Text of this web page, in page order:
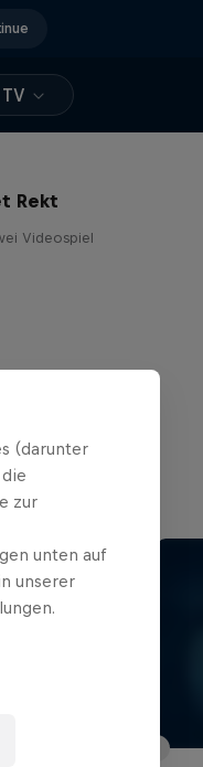
Rekt
Videospiel
(darunter
zur
unten auf
unserer